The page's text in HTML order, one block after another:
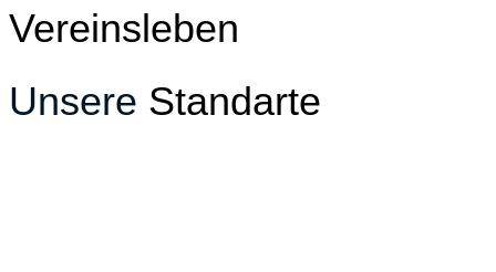
Vereinsleben
Unsere Standarte